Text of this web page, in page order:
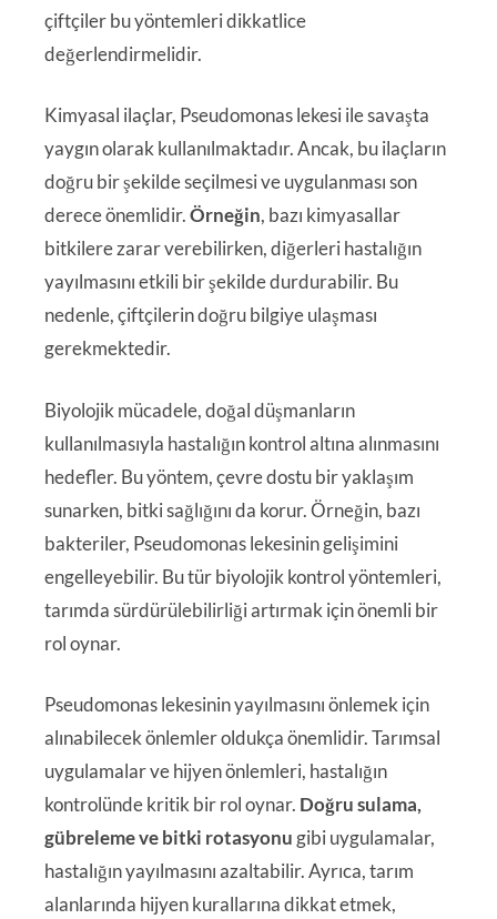
çiftçiler bu yöntemleri dikkatlice
değerlendirmelidir.
Kimyasal ilaçlar, Pseudomonas lekesi ile savaşta
yaygın olarak kullanılmaktadır. Ancak, bu ilaçların
doğru bir şekilde seçilmesi ve uygulanması son
derece önemlidir.Örneğin, bazı kimyasallar
bitkilere zarar verebilirken, diğerleri hastalığın
yayılmasını etkili bir şekilde durdurabilir. Bu
nedenle, çiftçilerin doğru bilgiye ulaşması
gerekmektedir.
Biyolojik mücadele, doğal düşmanların
kullanılmasıyla hastalığın kontrol altına alınmasını
hedefler. Bu yöntem, çevre dostu bir yaklaşım
sunarken, bitki sağlığını da korur. Örneğin, bazı
bakteriler, Pseudomonas lekesinin gelişimini
engelleyebilir. Bu tür biyolojik kontrol yöntemleri,
tarımda sürdürülebilirliği artırmak için önemli bir
rol oynar.
Pseudomonas lekesinin yayılmasını önlemek için
alınabilecek önlemler oldukça önemlidir. Tarımsal
uygulamalar ve hijyen önlemleri, hastalığın
kontrolünde kritik bir rol oynar. Doğru sulama,
gübreleme ve bitki rotasyonugibi uygulamalar,
hastalığın yayılmasını azaltabilir. Ayrıca, tarım
alanlarında hijyen kurallarına dikkat etmek,